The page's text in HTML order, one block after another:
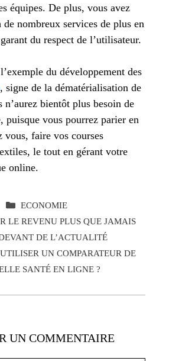
équipes. De plus, vous avez
de nombreux services de plus en
du respect de l’utilisateur.
du développement des
, signe de la dématérialisation de
n’aurez bientôt plus besoin de
puisque vous pourrez parier en
vous, faire vos courses
le tout en gérant votre
online.
CATÉGORIES
ECONOMIE
LE REVENU PLUS QUE JAMAIS
DE L’ACTUALITÉ
UN COMPARATEUR DE
SANTÉ EN LIGNE ?
UN COMMENTAIRE